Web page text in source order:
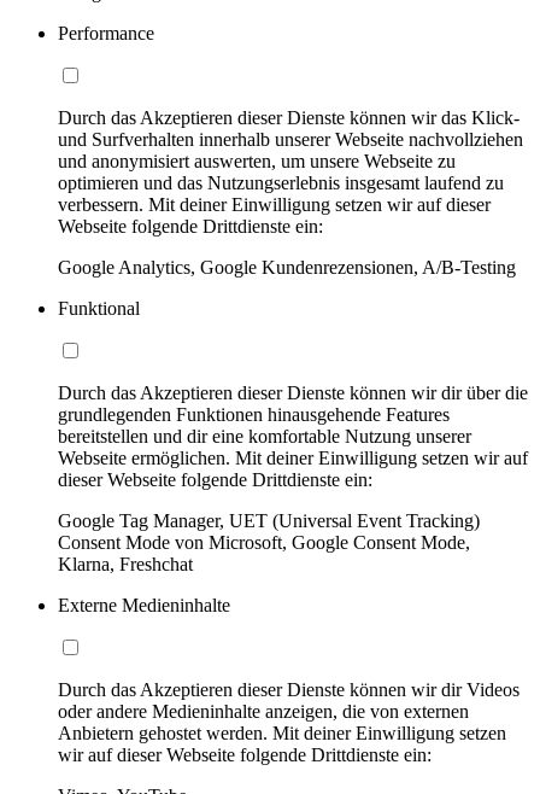
Performance
Durch das Akzeptieren dieser Dienste können wir das Klick-
und Surfverhalten innerhalb unserer Webseite nachvollziehen
und anonymisiert auswerten, um unsere Webseite zu
optimieren und das Nutzungserlebnis insgesamt laufend zu
verbessern. Mit deiner Einwilligung setzen wir auf dieser
Webseite folgende Drittdienste ein:
Google Analytics, Google Kundenrezensionen, A/B-Testing
Funktional
Durch das Akzeptieren dieser Dienste können wir dir über die
grundlegenden Funktionen hinausgehende Features
bereitstellen und dir eine komfortable Nutzung unserer
Webseite ermöglichen. Mit deiner Einwilligung setzen wir auf
dieser Webseite folgende Drittdienste ein:
Google Tag Manager, UET (Universal Event Tracking)
Consent Mode von Microsoft, Google Consent Mode,
Klarna, Freshchat
Externe Medieninhalte
Durch das Akzeptieren dieser Dienste können wir dir Videos
oder andere Medieninhalte anzeigen, die von externen
Anbietern gehostet werden. Mit deiner Einwilligung setzen
wir auf dieser Webseite folgende Drittdienste ein: